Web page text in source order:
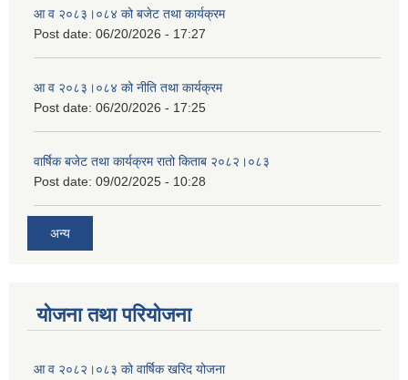
आ व २०८३।०८४ को बजेट तथा कार्यक्रम
Post date: 06/20/2026 - 17:27
आ व २०८३।०८४ को नीति तथा कार्यक्रम
Post date: 06/20/2026 - 17:25
वार्षिक बजेट तथा कार्यक्रम रातो किताब २०८२।०८३
Post date: 09/02/2025 - 10:28
अन्य
योजना तथा परियोजना
आ व २०८२।०८३ को वार्षिक खरिद योजना